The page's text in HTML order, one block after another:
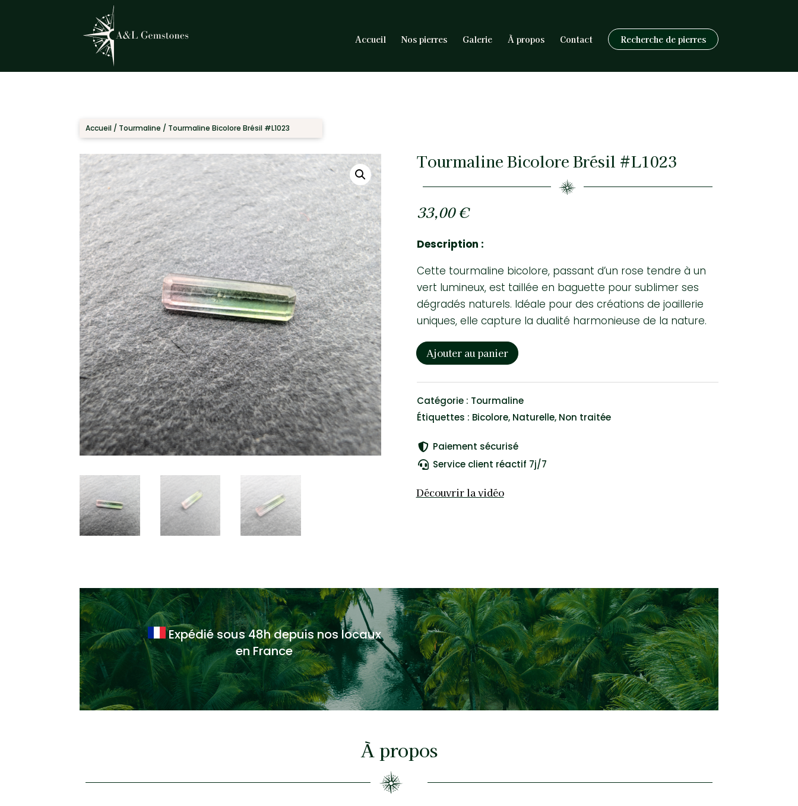
Accueil Nos pierres Galerie À propos Contact Recherche de pierres
Accueil / Tourmaline / Tourmaline Bicolore Brésil #L1023
Tourmaline Bicolore Brésil #L1023
33,00€
Description :
Cette tourmaline bicolore, passant d’un rose tendre à un
vert lumineux, est taillée en baguette pour sublimer ses
dégradés naturels. Idéale pour des créations de joaillerie
uniques, elle capture la dualité harmonieuse de la nature.
quantité
Tourmaline
Bicolore
Brésil
#L1023
Ajouter au panier
Catégorie : Tourmaline
Étiquettes : Bicolore, Naturelle, Non traitée
 Paiement sécurisé
 Service client réactif 7j/7
Découvrir la vidéo
Expédié sous 48hdepuisnos locaux
en France
À propos